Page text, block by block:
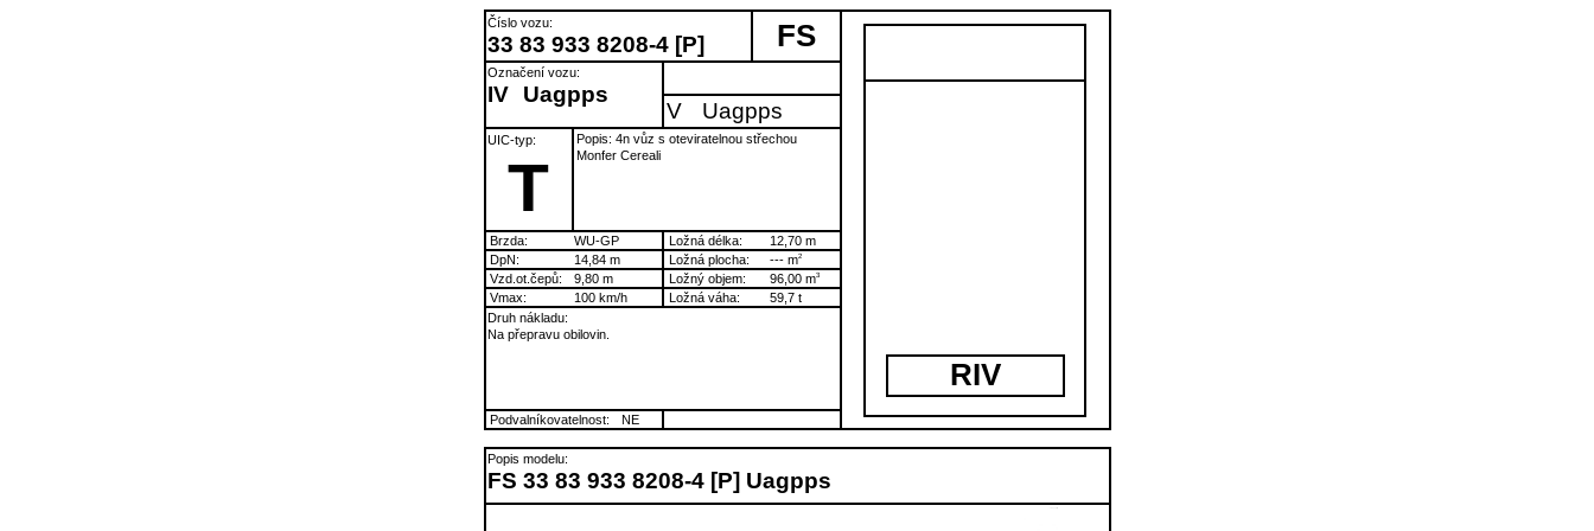
Číslo vozu:
33 83 933 8208-4 [P] FS
RIV
Označení vozu:
IV Uagpps
V Uagpps
UIC-typ:
T
Popis: 4n vůz s oteviratelnou střechou
Monfer Cereali
Brzda: WU-GP Ložná délka:
12,70 m
DpN:
14,84 m Ložná plocha: --- m2
Vzd.ot.čepů: 9,80 m Ložný objem: 96,00 m3
Vmax: 100 km/h Ložná váha:
59,7 t
Druh nákladu:
Na přepravu obilovin.
Podvalníkovatelnost: NE
Popis modelu:
FS 33 83 933 8208-4 [P] Uagpps